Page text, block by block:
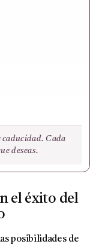
caducidad. Cada
deseas.
el éxito del
posibilidades de